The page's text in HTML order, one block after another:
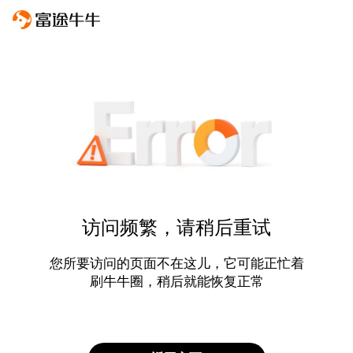
访问频繁，请稍后重试
您所要访问的页面不在这儿，它可能正忙着
刷牛牛圈，稍后就能恢复正常